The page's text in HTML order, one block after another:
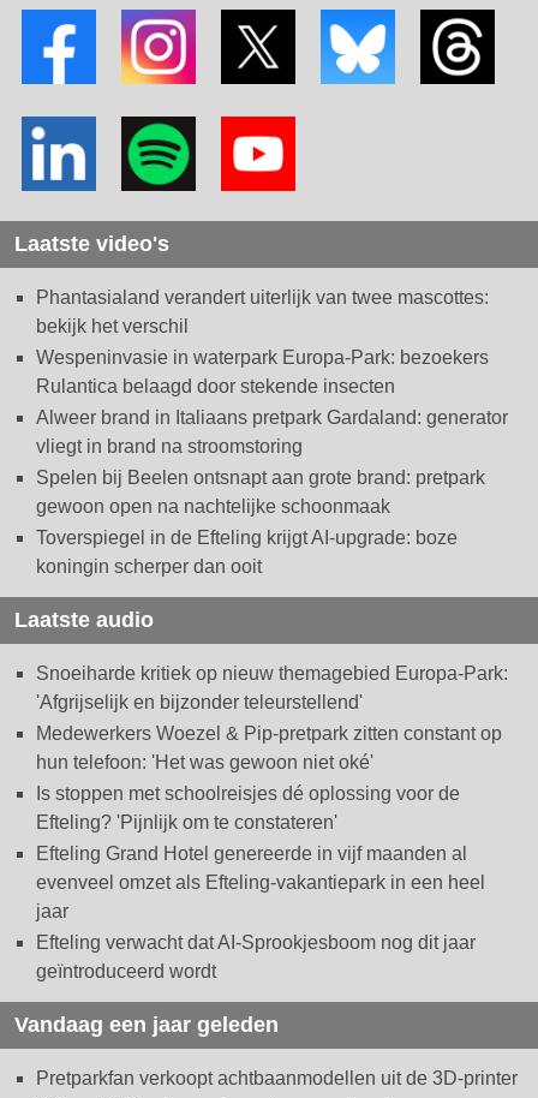
Laatste video's
Phantasialand verandert uiterlijk van twee mascottes:
bekijk het verschil
Wespeninvasie in waterpark Europa-Park: bezoekers
Rulantica belaagd door stekende insecten
Alweer brand in Italiaans pretpark Gardaland: generator
vliegt in brand na stroomstoring
Spelen bij Beelen ontsnapt aan grote brand: pretpark
gewoon open na nachtelijke schoonmaak
Toverspiegel in de Efteling krijgt AI-upgrade: boze
koningin scherper dan ooit
Laatste audio
Snoeiharde kritiek op nieuw themagebied Europa-Park:
'Afgrijselijk en bijzonder teleurstellend'
Medewerkers Woezel & Pip-pretpark zitten constant op
hun telefoon: 'Het was gewoon niet oké'
Is stoppen met schoolreisjes dé oplossing voor de
Efteling? 'Pijnlijk om te constateren'
Efteling Grand Hotel genereerde in vijf maanden al
evenveel omzet als Efteling-vakantiepark in een heel
jaar
Efteling verwacht dat AI-Sprookjesboom nog dit jaar
geïntroduceerd wordt
Vandaag een jaar geleden
Pretparkfan verkoopt achtbaanmodellen uit de 3D-printer